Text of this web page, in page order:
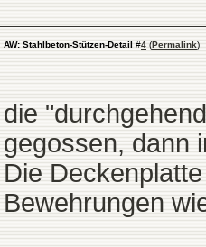
AW: Stahlbeton-Stützen-Detail #4 (Permalink)
die
gegossen, dann
Die
Bewehrungen